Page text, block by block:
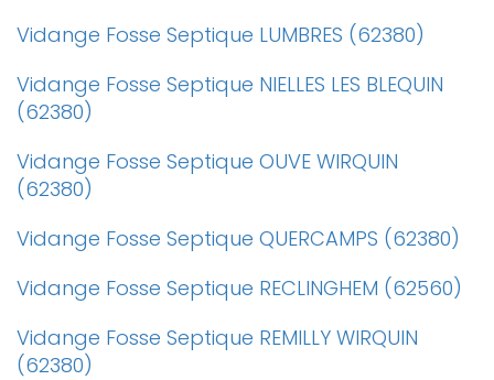
Vidange Fosse Septique LUMBRES (62380)
Vidange Fosse Septique NIELLES LES BLEQUIN
(62380)
Vidange Fosse Septique OUVE WIRQUIN
(62380)
Vidange Fosse Septique QUERCAMPS (62380)
Vidange Fosse Septique RECLINGHEM (62560)
Vidange Fosse Septique REMILLY WIRQUIN
(62380)